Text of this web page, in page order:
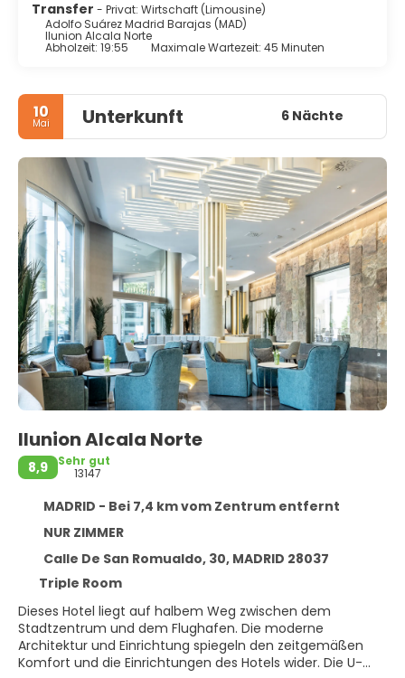
Transfer - Privat: Wirtschaft (Limousine)
Adolfo Suárez Madrid Barajas (MAD)
Ilunion Alcala Norte
Abholzeit: 19:55 Maximale Wartezeit: 45 Minuten
10
Mai Unterkunft 6 Nächte
Ilunion Alcala Norte
8,9
Sehr gut
13147
MADRID - Bei 7,4 km vom Zentrum entfernt
NUR ZIMMER
Calle De San Romualdo, 30, MADRID 28037
Triple Room
Dieses Hotel liegt auf halbem Weg zwischen dem
Stadtzentrum und dem Flughafen. Die moderne
Architektur und Einrichtung spiegeln den zeitgemäßen
Komfort und die Einrichtungen des Hotels wider. Die U-